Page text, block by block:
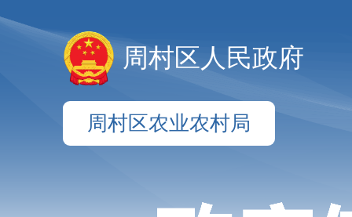
周村区人民政府
周村区农业农村局